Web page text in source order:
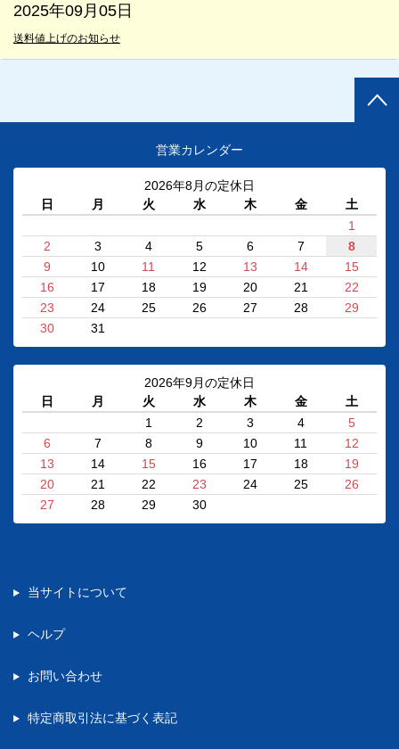
2025年09月05日
送料値上げのお知らせ
営業カレンダー
2026年8月の定休日
日
月 火 水 木 金
土
1
2
3 4 5 6 7
8
9
10 11 12 13 14
15
16
17 18 19 20 21
22
23
24 25 26 27 28
29
30
31
2026年9月の定休日
日
月 火 水 木 金
土
1
2 3 4
5
6
7 8 9 10 11
12
13
14 15 16 17 18
19
20
21 22 23 24 25
26
27
28 29 30
当サイトについて
ヘルプ
お問い合わせ
特定商取引法に基づく表記